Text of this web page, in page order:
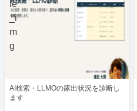
AI検索・LLMOの露出状況を診断し
ます